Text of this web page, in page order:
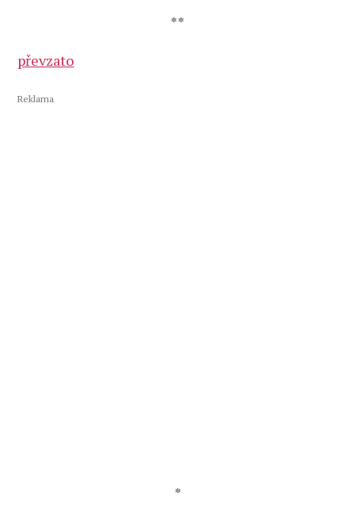
**
převzato
Reklama
*